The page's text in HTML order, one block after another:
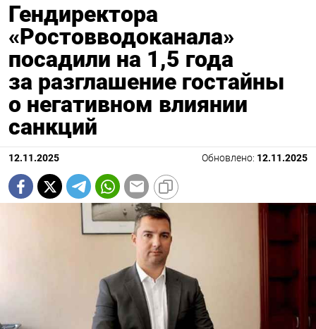
Гендиректора
«Ростовводоканала»
посадили на 1,5 года
за разглашение гостайны
о негативном влиянии
санкций
12.11.2025 Обновлено: 12.11.2025